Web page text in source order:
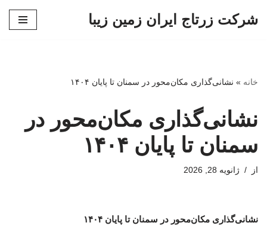
شرکت زرتاج ایران زمین زیبا
خانه » نشانی‌گذاری مکان‌محور در سمنان تا پایان ۱۴۰۴
نشانی‌گذاری مکان‌محور در
سمنان تا پایان ۱۴۰۴
از ژانویه 28, 2026
نشانی‌گذاری مکان‌محور در سمنان تا پایان ۱۴۰۴